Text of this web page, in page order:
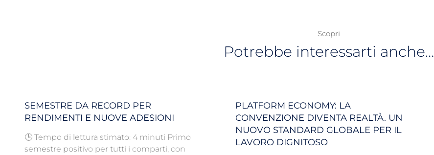
Scopri
Potrebbe interessarti anche…
SEMESTRE DA RECORD PER
RENDIMENTI E NUOVE ADESIONI
🕒 Tempo di lettura stimato: 4 minuti Primo
semestre positivo per tutti i comparti, con
PLATFORM ECONOMY: LA
CONVENZIONE DIVENTA REALTÀ. UN
NUOVO STANDARD GLOBALE PER IL
LAVORO DIGNITOSO